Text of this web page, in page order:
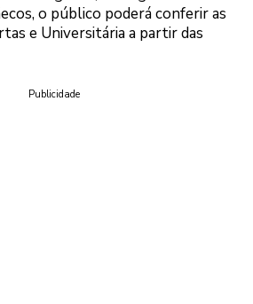
o público poderá conferir as
e Universitária a partir das
Publicidade